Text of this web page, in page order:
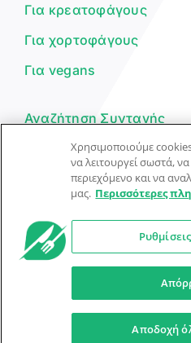
Για κρεατοφάγους
Για χορτοφάγους
Για vegans
Αναζήτηση Συνταγής
Υποβολή Συνταγής
Φόρμα Επικοινωνίας
© Dorpon • Μηχανή
Προστασία Προσωπικών
Ο βοηθός μπορεί να κάνει
Χρησιμοποιούμε
να λειτουργεί σωστά,
περιεχόμενο και να
μας. Περισσότερες
Αποδοχή